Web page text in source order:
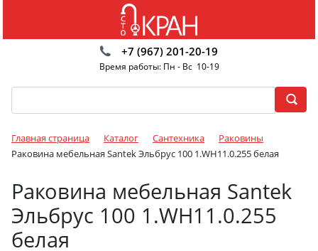
+7 (967) 201-20-19
Время работы: Пн - Вс 10-19
Главная страница Каталог Сантехника
Раковины
Раковина мебельная Santek Эльбрус 100 1.WH11.0.255 белая
Раковина мебельная Santek
Эльбрус 100 1.WH11.0.255
белая